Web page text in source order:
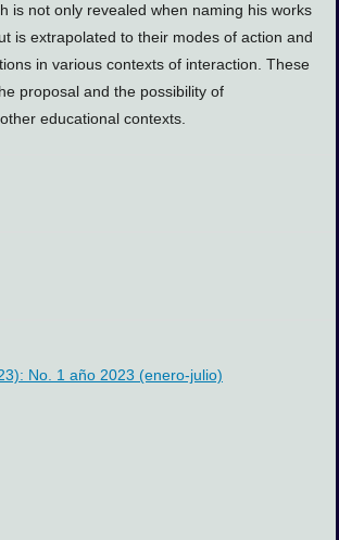
is not only revealed when naming his works
is extrapolated to their modes of action and
in various contexts of interaction. These
proposal and the possibility of
educational contexts.
No. 1 año 2023 (enero-julio)